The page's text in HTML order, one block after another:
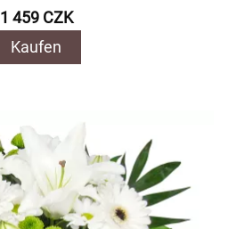
1 459 CZK
Kaufen